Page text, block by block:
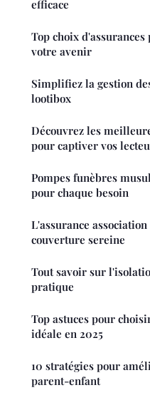
efficace
Top choix
votre avenir
Simplifiez la gestion
lootibox
Découvrez les
pour captiver vos
Pompes funèbres
pour chaque besoin
L'assurance
couverture sereine
Tout savoir sur
pratique
Top astuces pour
idéale en 2025
10 stratégies pour
parent-enfant